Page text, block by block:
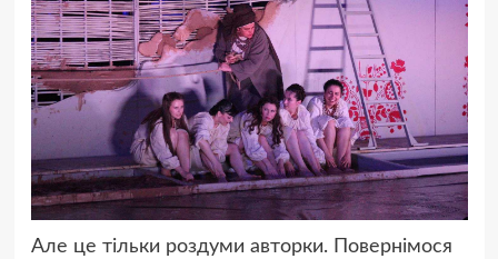
Але це тільки роздуми авторки. Повернімося